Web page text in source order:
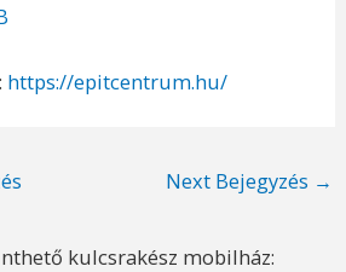
https://epitcentrum.hu/
Next Bejegyzés →
kulcsrakész mobilház: